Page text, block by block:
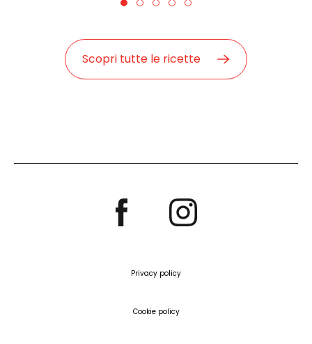
Scopri tutte le ricette
Privacy policy
Cookie policy